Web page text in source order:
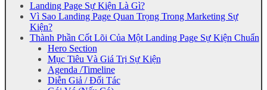
Landing Page Sự Kiện Là Gì?
Vì Sao Landing Page Quan Trọng Trong Marketing Sự
Kiện?
Thành Phần Cốt Lõi Của Một Landing Page Sự Kiện Chuẩn
Hero Section
Mục Tiêu Và Giá Trị Sự Kiện
Agenda /Timeline
Diễn Giả / Đối Tác